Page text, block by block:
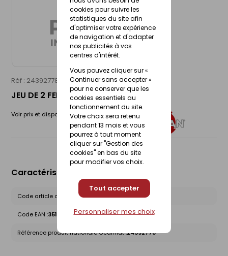
cookies pour suivre les
statistiques du site afin
d'optimiser votre expérience
de navigation et d'adapter
nos publicités à vos
centres d'intérêt.
Vous pouvez cliquer sur «
Continuer sans accepter »
pour ne conserver que les
cookies essentiels au
fonctionnement du site.
Votre choix sera retenu
pendant 13 mois et vous
pourrez à tout moment
cliquer sur "Gestion des
cookies" en bas du site
pour modifier vos choix.
Tout accepter
Personnaliser mes choix
Réf : 24392778 LEMAN
JEU DE 2 FERS PROFILES 285
Voir prix et disponibilité en magasin
Caractéristiques du produit
Code article chez le fournisseur :855.285
Code EAN :3510788552853
Référence produit nationale Gedimat :24392778